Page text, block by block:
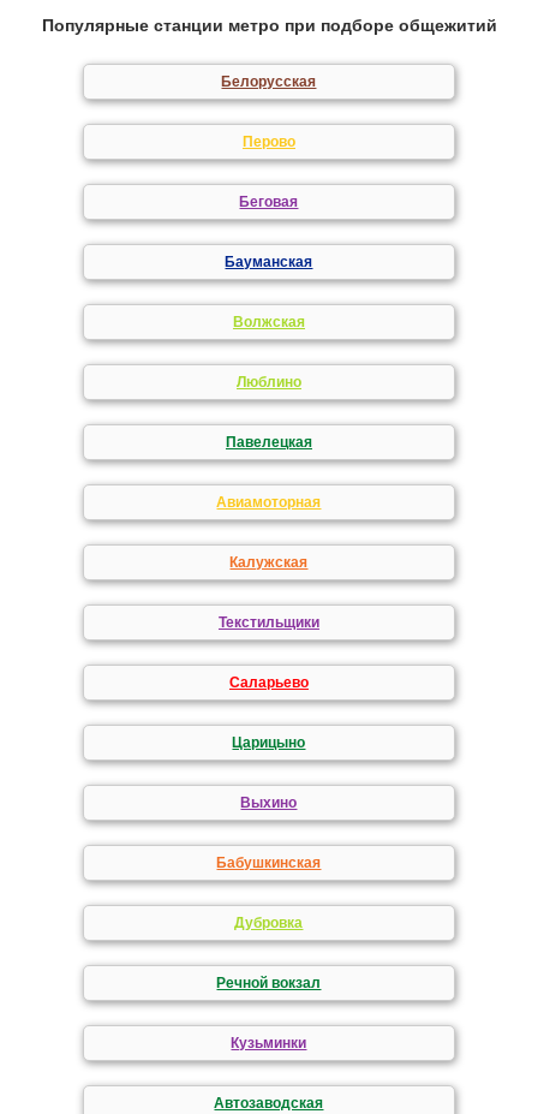
Популярные станции метро при подборе общежитий
Белорусская
Перово
Беговая
Бауманская
Волжская
Люблино
Павелецкая
Авиамоторная
Калужская
Текстильщики
Саларьево
Царицыно
Выхино
Бабушкинская
Дубровка
Речной вокзал
Кузьминки
Автозаводская